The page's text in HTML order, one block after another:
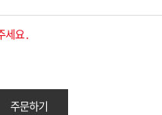
세요 .
주문하기